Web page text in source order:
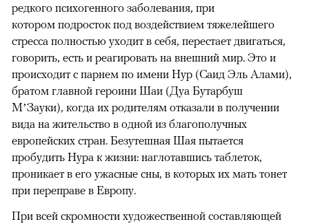
редкого психогенного заболевания, при
котором подросток под воздействием тяжелейшего
стресса полностью уходит в себя, перестает двигаться,
говорить, есть и реагировать на внешний мир. Это и
происходит с парнем по имени Нур (Саид Эль Алами),
братом главной героини Шаи (Дуа Бутарбуш
М’Зауки), когда их родителям отказали в получении
вида на жительство в одной из благополучных
европейских стран. Безутешная Шая пытается
пробудить Нура к жизни: наглотавшись таблеток,
проникает в его ужасные сны, в которых их мать тонет
при переправе в Европу.
При всей скромности художественной составляющей